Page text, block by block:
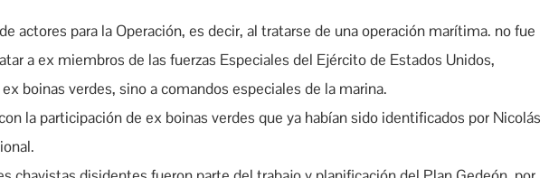
actores para la Operación, es decir, al tratarse de una operación marítima. no fue
a ex miembros de las fuerzas Especiales del Ejército de Estados Unidos,
boinas verdes, sino a comandos especiales de la marina.
la participación de ex boinas verdes que ya habían sido identificados por Nicolás